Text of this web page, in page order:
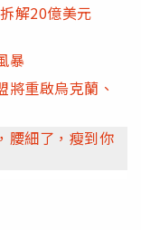
解20億美元
暴
重啟烏克蘭、
腰細了，瘦到你